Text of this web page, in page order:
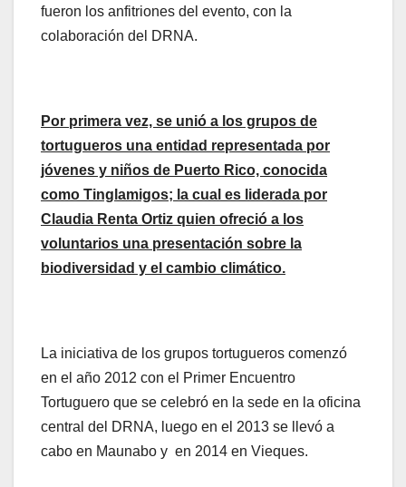
fueron los anfitriones del evento, con la
colaboración del DRNA.
Por primera vez, se unió a los grupos de
tortugueros una entidad representada por
jóvenes y niños de Puerto Rico, conocida
como Tinglamigos; la cual es liderada por
Claudia Renta Ortiz quien ofreció a los
voluntarios una presentación sobre la
biodiversidad y el cambio climático.
La iniciativa de los grupos tortugueros comenzó
en el año 2012 con el Primer Encuentro
Tortuguero que se celebró en la sede en la oficina
central del DRNA, luego en el 2013 se llevó a
cabo en Maunabo y en 2014 en Vieques.